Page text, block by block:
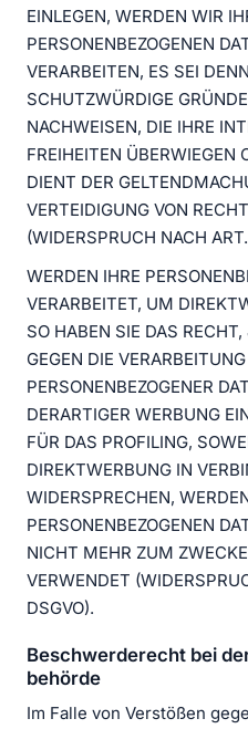
EINLEGEN, WERDEN WIR
PERSONENBEZOGENEN
VERARBEITEN, ES SEI
SCHUTZWÜRDIGE
NACHWEISEN, DIE IHRE
FREIHEITEN ÜBERWIEGEN
DIENT DER
VERTEIDIGUNG VON
(WIDERSPRUCH NACH
WERDEN IHRE
VERARBEITET, UM
SO HABEN SIE DAS
GEGEN DIE
PERSONENBEZOGENER
DERARTIGER WERBUNG
FÜR DAS PROFILING,
DIREKTWERBUNG IN
WIDERSPRECHEN,
PERSONENBEZOGENEN
NICHT MEHR ZUM
VERWENDET
DSGVO).
Beschwerde­recht bei
behörde
Im Falle von Verstößen